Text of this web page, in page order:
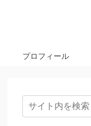
プロフィール